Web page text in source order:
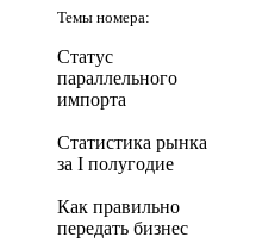
Темы номера:
Статус
параллельного
импорта
Статистика рынка
за I полугодие
Как правильно
передать бизнес